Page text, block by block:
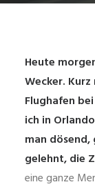
Heute
Wecker.
Flughafen
ich in
man dösend,
gelehnt, die
eine ganze